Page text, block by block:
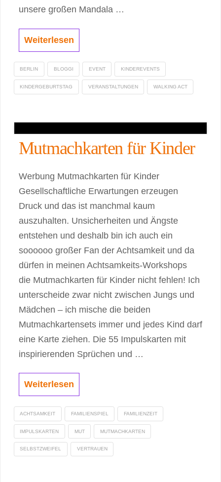
unsere großen Mandala …
Weiterlesen
BERLIN BLOGGI EVENT KINDEREVENTS
KINDERGEBURTSTAG VERANSTALTUNGEN WALKING ACT
Mutmachkarten für Kinder
Werbung Mutmachkarten für Kinder
Gesellschaftliche Erwartungen erzeugen
Druck und das ist manchmal kaum
auszuhalten. Unsicherheiten und Ängste
entstehen und deshalb bin ich auch ein
soooooo großer Fan der Achtsamkeit und da
dürfen in meinen Achtsamkeits-Workshops
die Mutmachkarten für Kinder nicht fehlen! Ich
unterscheide zwar nicht zwischen Jungs und
Mädchen – ich mische die beiden
Mutmachkartensets immer und jedes Kind darf
eine Karte ziehen. Die 55 Impulskarten mit
inspirierenden Sprüchen und …
Weiterlesen
ACHTSAMKEIT FAMILIENSPIEL FAMILIENZEIT
IMPULSKARTEN MUT MUTMACHKARTEN
SELBSTZWEIFEL VERTRAUEN